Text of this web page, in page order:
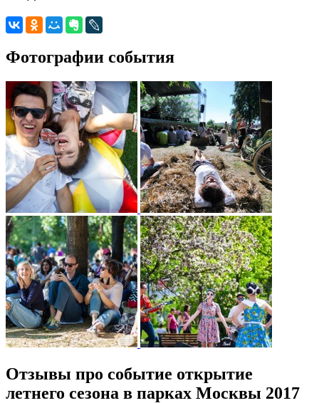
Фотографии события
Отзывы про событие открытие
летнего сезона в парках Москвы 2017